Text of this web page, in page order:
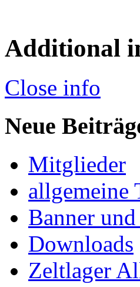
Additional
Close info
Neue
Mitglieder
allgemeine
Banner
Downloads
Zeltlager